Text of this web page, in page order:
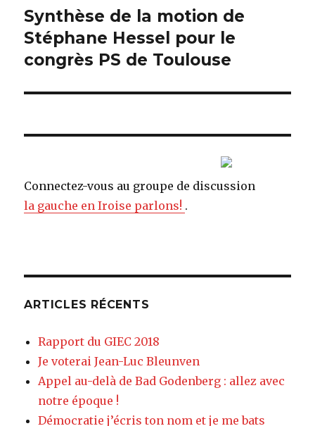
Article
suivant :
Synthèse de la motion de
Stéphane Hessel pour le
congrès PS de Toulouse
Connectez-vous au groupe de discussion
la gauche en Iroise parlons! .
ARTICLES RÉCENTS
Rapport du GIEC 2018
Je voterai Jean-Luc Bleunven
Appel au-delà de Bad Godenberg : allez avec
notre époque !
Démocratie j’écris ton nom et je me bats